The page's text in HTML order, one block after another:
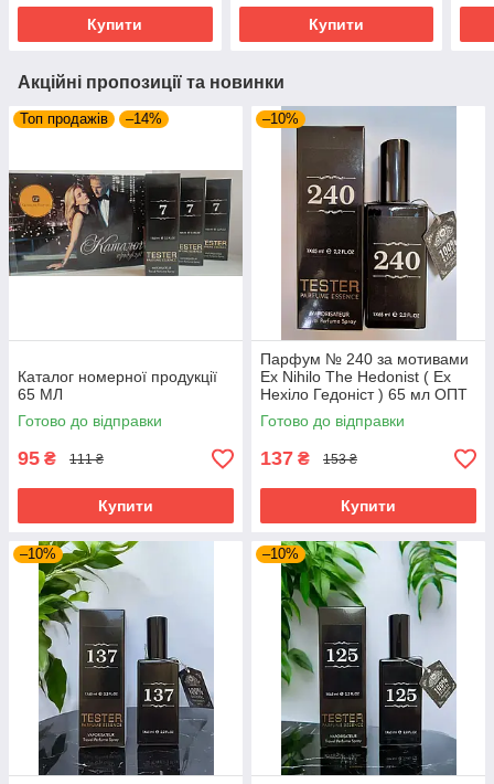
Купити Купити
Акційні пропозиції та новинки
Топ продажів –14%
Каталог номерної продукції
65 МЛ
Готово до відправки
95 ₴ 111 ₴
Купити
–10%
Парфум № 240 за мотивами
Ex Nihilo The Hedonist ( Ех
Нехіло Гедоніст ) 65 мл ОПТ
Готово до відправки
137 ₴ 153 ₴
Купити
–10% –10%